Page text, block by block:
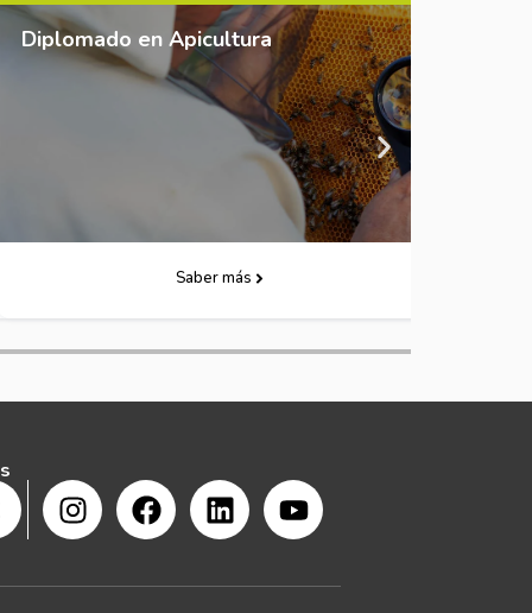
Artística
Descarga Folleto
Diplomado en Apicultura
Saber más